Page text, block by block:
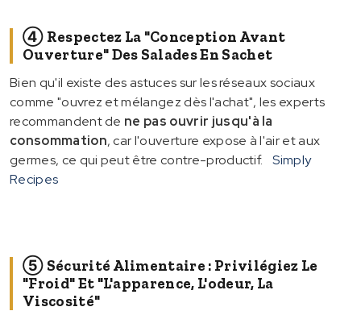
④ Respectez La "conception Avant
Ouverture" Des Salades En Sachet
Bien qu'il existe des astuces sur les réseaux sociaux
comme "ouvrez et mélangez dès l'achat", les experts
recommandent de ne pas ouvrir jusqu'à la
consommation, car l'ouverture expose à l'air et aux
germes, ce qui peut être contre-productif.
Simply
Recipes
⑤ Sécurité Alimentaire : Privilégiez Le
"froid" Et "l'apparence, L'odeur, La
Viscosité"